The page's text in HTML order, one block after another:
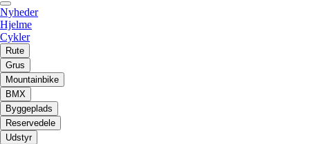
Nyheder
Hjelme
Cykler
Rute
Grus
Mountainbike
BMX
Byggeplads
Reservedele
Udstyr